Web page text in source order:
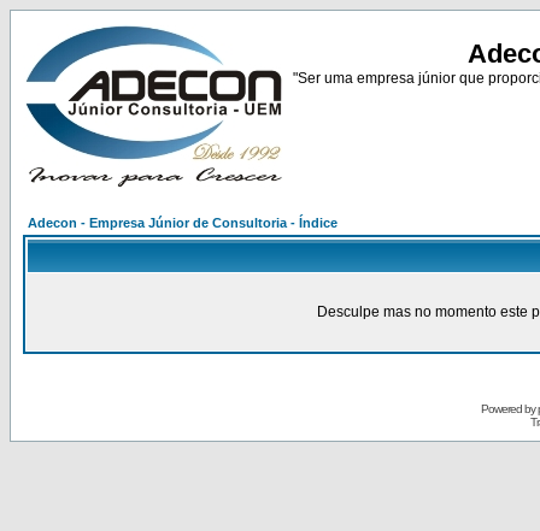
"Ser uma empresa júnior que
Adecon - Empresa Júnior de Consultoria - Índice
Desculpe mas no momento este
Powered by